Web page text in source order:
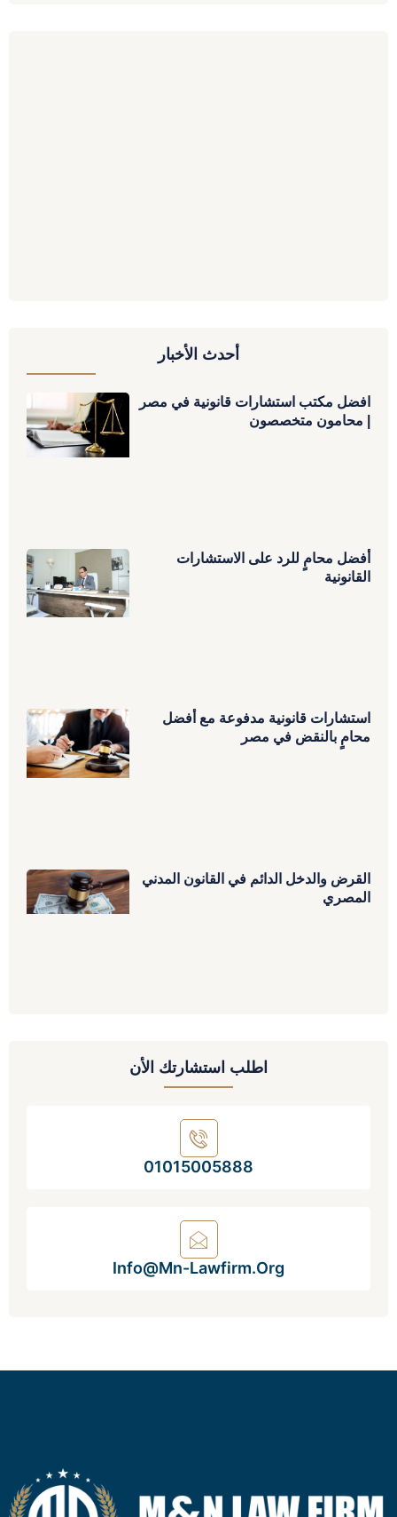
أحدث الأخبار
افضل مكتب استشارات قانونية في مصر
| محامون متخصصون
أفضل محامٍ للرد على الاستشارات
القانونية
استشارات قانونية مدفوعة مع أفضل
محامٍ بالنقض في مصر
القرض والدخل الدائم في القانون المدني
المصري
اطلب استشارتك الأن
01015005888
Info@mn-Lawfirm.org